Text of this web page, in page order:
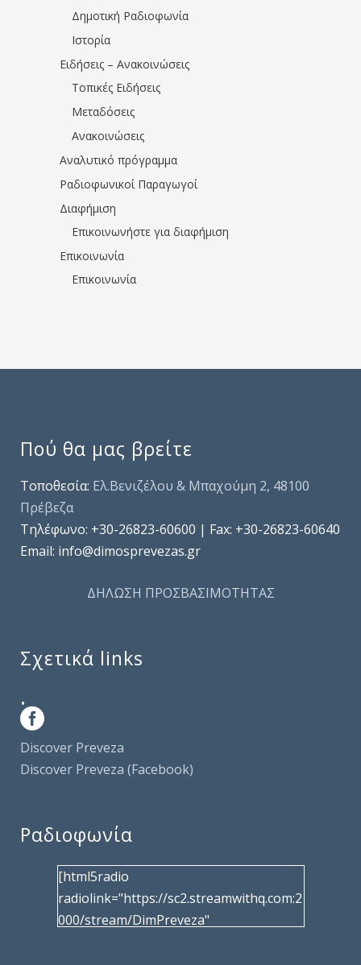
Δημοτική Ραδιοφωνία
Ιστορία
Ειδήσεις – Ανακοινώσεις
Τοπικές Ειδήσεις
Μεταδόσεις
Ανακοινώσεις
Αναλυτικό πρόγραμμα
Ραδιοφωνικοί Παραγωγοί
Διαφήμιση
Επικοινωνήστε για διαφήμιση
Επικοινωνία
Επικοινωνία
Πού θα μας βρείτε
Τοποθεσία: Ελ.Βενιζέλου & Μπαχούμη 2, 48100
Πρέβεζα
Τηλέφωνo: +30-26823-60600 | Fax: +30-26823-60640
Email: info@dimosprevezas.gr
ΔΗΛΩΣΗ ΠΡΟΣΒΑΣΙΜΟΤΗΤΑΣ
Σχετικά links
.
Discover Preveza
Discover Preveza (Facebook)
Ραδιοφωνία
[html5radio
radiolink="https://sc2.streamwithq.com:2
000/stream/DimPreveza"